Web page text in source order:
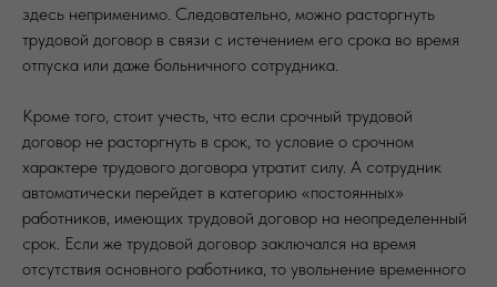
здесь неприменимо. Следовательно, можно расторгнуть
трудовой договор в связи с истечением его срока во время
отпуска или даже больничного сотрудника.
Кроме того, стоит учесть, что если срочный трудовой
договор не расторгнуть в срок, то условие о срочном
характере трудового договора утратит силу. А сотрудник
автоматически перейдет в категорию «постоянных»
работников, имеющих трудовой договор на неопределенный
срок. Если же трудовой договор заключался на время
отсутствия основного работника, то увольнение временного